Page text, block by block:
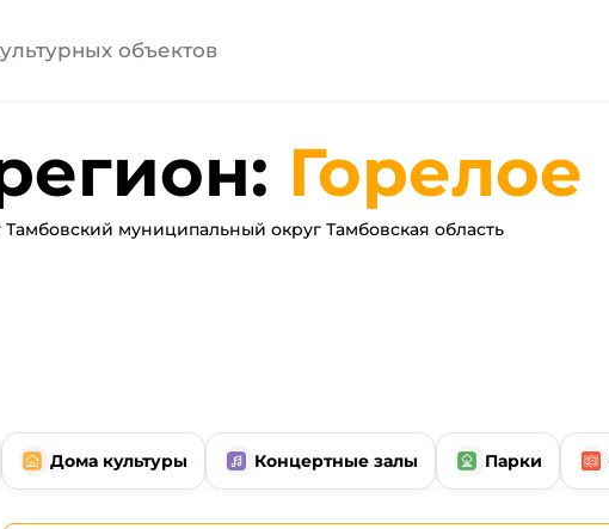
Горелое
муниципальный округ Тамбовская область
Дома культуры Концертные залы Парки